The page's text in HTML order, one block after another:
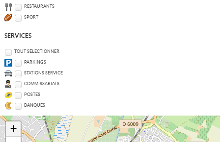
RESTAURANTS
SPORT
SERVICES
TOUT SÉLECTIONNER
PARKINGS
STATIONS SERVICE
COMMISSARIATS
POSTES
BANQUES
+